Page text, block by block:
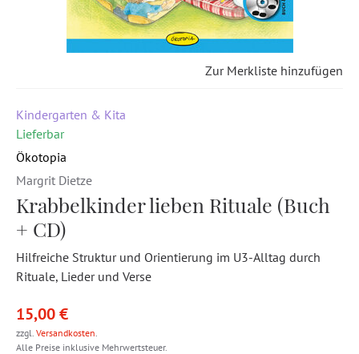
Zur Merkliste hinzufügen
Kindergarten & Kita
Lieferbar
Ökotopia
Margrit Dietze
Krabbelkinder lieben Rituale (Buch
+ CD)
Hilfreiche Struktur und Orientierung im U3-Alltag durch
Rituale, Lieder und Verse
15,00 €
zzgl. Versandkosten.
Alle Preise inklusive Mehrwertsteuer.